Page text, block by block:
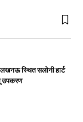
स्थित सलोनी हार्ट
उपकरण